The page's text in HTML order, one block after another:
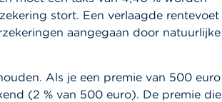
stort. Een verlaagde rentevoet
aangegaan door natuurlijke
Als je een premie van 500 euro
(2 % van 500 euro). De premie die